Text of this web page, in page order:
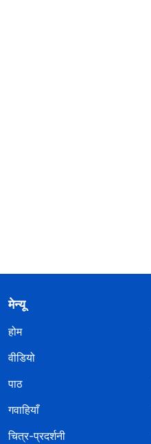
मेन्यू
होम
वीडियो
पाठ
गवाहियाँ
चित्र-प्रदर्शनी